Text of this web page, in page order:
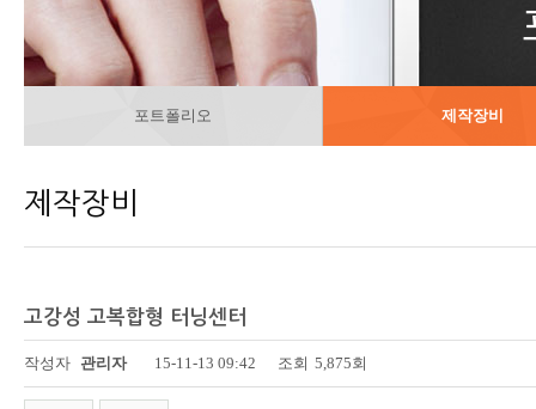
포트폴리오 제작장비
제작장비
고강성 고복합형 터닝센터
페이지 정보
작성자 관리자 15-11-13 09:42 조회 5,875회